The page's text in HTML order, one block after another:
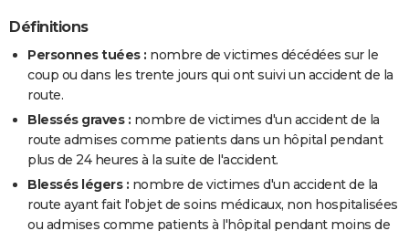
Définitions
Personnes tuées : nombre de victimes décédées sur le
coup ou dans les trente jours qui ont suivi un accident de la
route.
Blessés graves : nombre de victimes d'un accident de la
route admises comme patients dans un hôpital pendant
plus de 24 heures à la suite de l'accident.
Blessés légers : nombre de victimes d'un accident de la
route ayant fait l'objet de soins médicaux, non hospitalisées
ou admises comme patients à l'hôpital pendant moins de